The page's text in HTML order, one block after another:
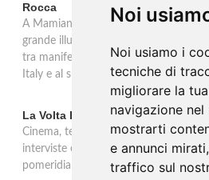
Noi
Noi usiamo i
tecniche di
migliorare la
navigazione
mostrarti
e annunci
traffico sul
Rocca
A Mamiano di Traversetolo la mostra
grande illustrazione di moda e della
tra manifesti, schizzi e icone che
Italy e al suo immaginario visivo.
La Volta Buona: Caterina Balivo
Cinema, teatro, televisione e temi
interviste esclusive e momenti di
pomeridiano di Rai 1, in onda dalle